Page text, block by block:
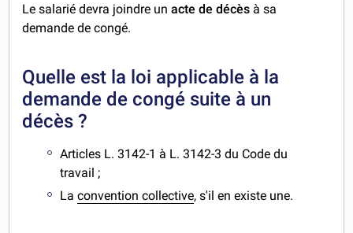
Le salarié devra joindre unacte de décès à sa
demande de congé.
Quelle est la loi applicable à la
demande de congé suite à un
décès ?
Articles L. 3142-1 à L. 3142-3 du Code du
travail ;
Laconvention collective, s'il en existe une.